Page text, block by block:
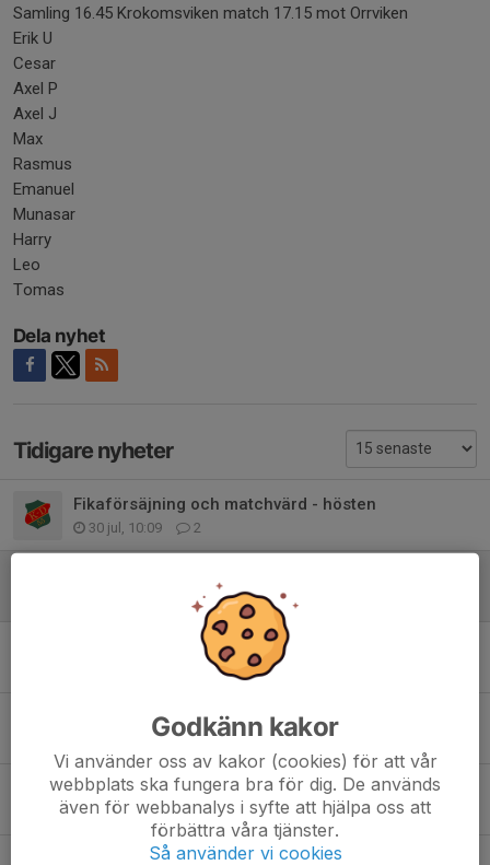
Samling 16.45 Krokomsviken match 17.15 mot Orrviken
Erik U
Cesar
Axel P
Axel J
Max
Rasmus
Emanuel
Munasar
Harry
Leo
Tomas
Dela nyhet
Tidigare nyheter
Fikaförsäjning och matchvärd - hösten
30 jul, 10:09 2
0
Flyttad match och sommaruppehåll
17 jun, 14:38 0
Hudik Cup - packlista mm
8 jun, 20:28 0
Hudik Cup
Godkänn kakor
Vi använder oss av kakor (cookies) för att vår
webbplats ska fungera bra för dig. De används
även för webbanalys i syfte att hjälpa oss att
förbättra våra tjänster.
Så använder vi cookies